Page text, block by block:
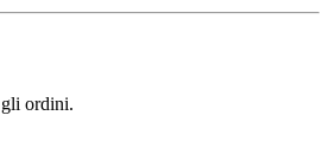
ordini.